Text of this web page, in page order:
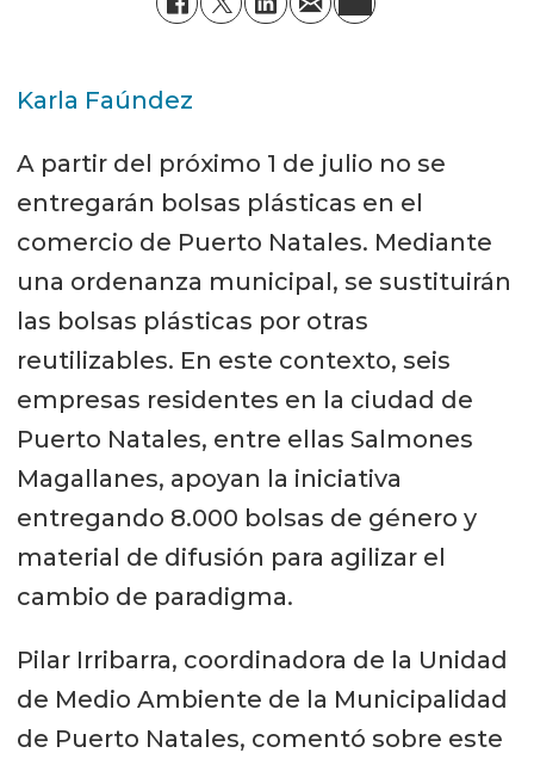
Karla Faúndez
A partir del próximo 1 de julio no se
entregarán bolsas plásticas en el
comercio de Puerto Natales. Mediante
una ordenanza municipal, se sustituirán
las bolsas plásticas por otras
reutilizables. En este contexto, seis
empresas residentes en la ciudad de
Puerto Natales, entre ellas Salmones
Magallanes, apoyan la iniciativa
entregando 8.000 bolsas de género y
material de difusión para agilizar el
cambio de paradigma.
Pilar Irribarra, coordinadora de la Unidad
de Medio Ambiente de la Municipalidad
de Puerto Natales, comentó sobre este